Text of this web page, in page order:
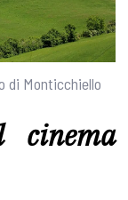
di Monticchiello
cinema